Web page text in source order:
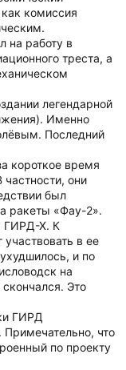
комиссия
на работу в
треста, а
легендарной
Именно
Последний
короткое время
частности, они
был
ракеты «Фау-2».
ГИРД-Х. К
в ее
и по
на
Это
ГИРД
что
по проекту